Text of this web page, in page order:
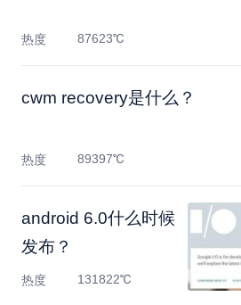
热度 87623℃
cwm recovery是什么？
热度 89397℃
android 6.0什么时候
发布？
热度 131822℃